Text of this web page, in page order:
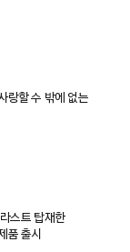
랑할 수 밖에 없는
스트 탑재한
품 출시